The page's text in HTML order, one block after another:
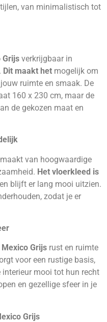
van minimalistisch tot
Grijs verkrijgbaar in
Dit maakt het mogelijk om
ruimte en smaak. De
160 x 230 cm, maar de
de gekozen maat en
van hoogwaardige
Het vloerkleed is
blijft er lang mooi uitzien.
zodat je er
Grijs rust en ruimte
voor een rustige basis,
mooi tot hun recht
en gezellige sfeer in je
Grijs